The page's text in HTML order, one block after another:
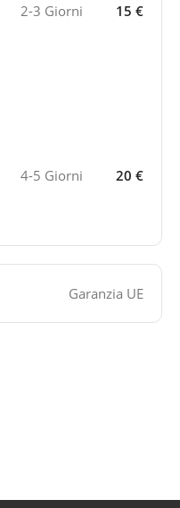
2-3 Giorni 15 €
4-5 Giorni 20 €
Garanzia UE